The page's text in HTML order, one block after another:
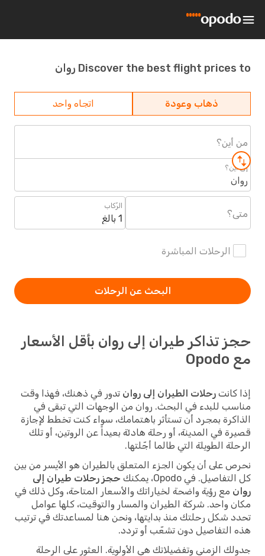
Discover the best flight prices to روان
ذهاب وعودة اتجاه واحد
من أين؟
إلى أين؟
روان
متى؟
الرُكاب
1 بالغ
الرحلات المباشرة
البحث عن الرحلات
حجز تذاكر طيران إلى روان بأقل الأسعار
مع Opodo
إذا كانت رحلات الطيران إلى روان تدور في ذهنك، فهذا وقت
مناسب للبدء في البحث. روان من الوجهات التي تبقى في
الذاكرة بمجرد أن تستأثر باهتمامك، سواء كنت تخطط لإجازة
قصيرة في المدينة، أو رحلة هادئة بعيداً عن الروتين، أو تلك
الرحلة الطويلة التي طالما أجّلتها.
نحرص على أن يكون الجزء المتعلق بالطيران هو الأيسر من بين
كل التفاصيل. في Opodo، يمكنك
حجز رحلات طيران إلى
روان مع رؤية واضحة لخياراتك والأسعار المتاحة، وكل ذلك في
مكان واحد. شركة الطيران والمسار والتوقيت، كلها عوامل
تحدد شكل رحلتك منذ بدايتها، ونحن هنا لمساعدتك في ترتيب
هذه التفاصيل دون تشعّب أو تردد.
جدولك الزمني وتفضيلاتك هي الأولوية. العثور على الرحلة